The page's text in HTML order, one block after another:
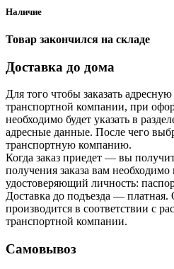
Наличие
Товар закончился на складе
Доставка до дома
Для того чтобы заказать
транспортной компании, при
необходимо будет указать в
адресные данные. После чего
транспортную компанию.
Когда заказ приедет — вы
получения заказа вам
удостоверяющий личность:
Доставка до подъезда — платная.
производится в соответствии с
транспортной компании.
Самовывоз